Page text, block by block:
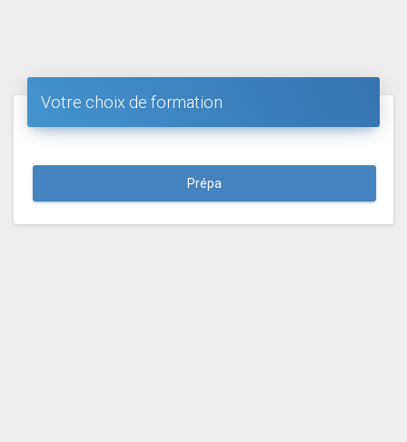
Votre choix de formation
Prépa